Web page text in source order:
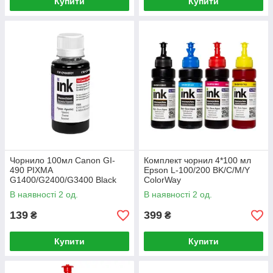
Чорнило 100мл Canon GI-
490 PIXMA
G1400/G2400/G3400 Black
ColorWay
В наявності 2 од.
139 ₴
Купити
Комплект чорнил 4*100 мл
Epson L-100/200 BK/С/M/Y
ColorWay
В наявності 2 од.
399 ₴
Купити